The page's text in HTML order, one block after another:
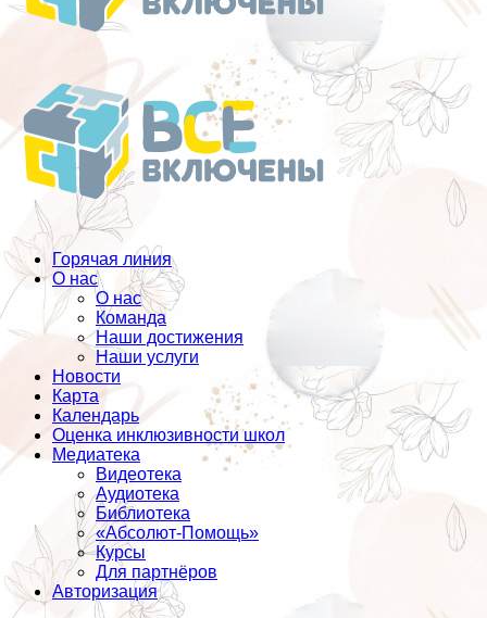
Горячая линия
О нас
О нас
Команда
Наши достижения
Наши услуги
Новости
Карта
Календарь
Оценка инклюзивности школ
Медиатека
Видеотека
Аудиотека
Библиотека
«Абсолют-Помощь»
Курсы
Для партнёров
Авторизация